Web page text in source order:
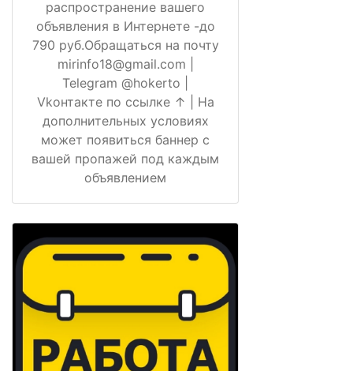
распространение вашего
объявления в Интернете -до
790 руб.Обращаться на почту
mirinfo18@gmail.com |
Telegram @hokerto |
Vkонтакте по ссылке ↑ | На
дополнительных условиях
может появиться баннер с
вашей пропажей под каждым
объявлением